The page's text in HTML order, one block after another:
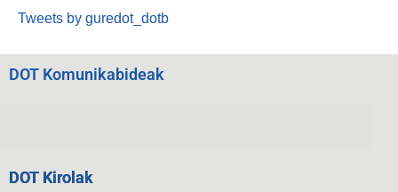
Tweets by guredot_dotb
DOT Komunikabideak
DOT Kirolak